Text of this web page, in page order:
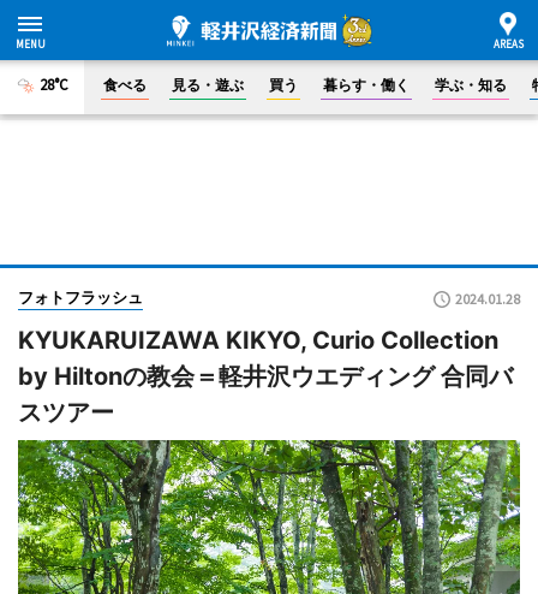
28°C 食べる 見る・遊ぶ 買う 暮らす・働く 学ぶ・知る
フォトフラッシュ 2024.01.28
KYUKARUIZAWA KIKYO, Curio Collection
by Hiltonの教会＝軽井沢ウエディング 合同バ
スツアー